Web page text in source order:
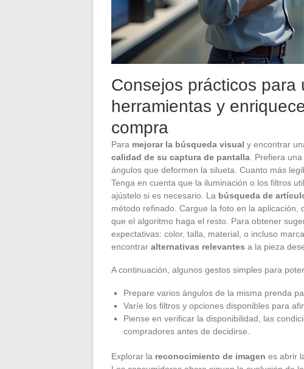
Consejos prácticos para
herramientas y
compra
Para mejorar la búsqueda visual y encontrar
calidad de su captura de pantalla . Prefiera
ángulos que deformen la silueta. Cuanto más
Tenga en cuenta que la iluminación o los filtros
ajústelo si es necesario. La búsqueda de
método refinado. Cargue la foto en la aplicación,
que el algoritmo haga el resto. Para obtener
expectativas: color, talla, material, o incluso
encontrar alternativas relevantes a la pieza
A continuación, algunos gestos simples para
Prepare varios ángulos de la misma prenda
Varíe los filtros y opciones disponibles para
Piense en verificar la disponibilidad, las
compradores antes de decidirse.
Explorar la reconocimiento de imagen es abrir